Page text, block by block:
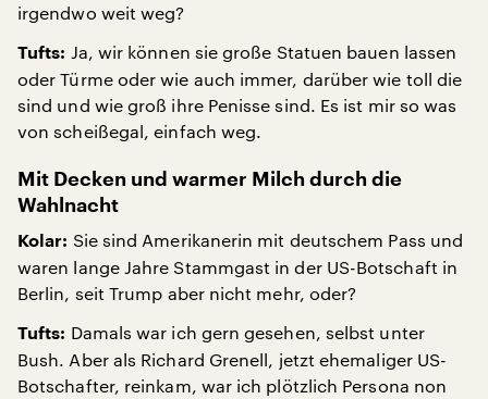
irgendwo weit weg?
Tufts: Ja, wir können sie große Statuen bauen lassen
oder Türme oder wie auch immer, darüber wie toll die
sind und wie groß ihre Penisse sind. Es ist mir so was
von scheißegal, einfach weg.
Mit Decken und warmer Milch durch die
Wahlnacht
Kolar: Sie sind Amerikanerin mit deutschem Pass und
waren lange Jahre Stammgast in der US-Botschaft in
Berlin, seit Trump aber nicht mehr, oder?
Tufts: Damals war ich gern gesehen, selbst unter
Bush. Aber als Richard Grenell, jetzt ehemaliger US-
Botschafter, reinkam, war ich plötzlich Persona non